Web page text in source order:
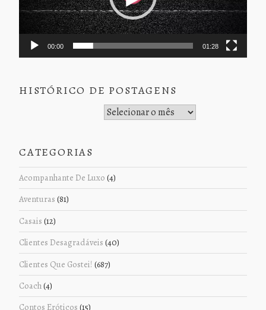
00:00 01:28
HISTÓRICO DE POSTAGENS
CATEGORIAS
Acompanhante De Luxo (4)
Aventuras (81)
Casais (12)
Clientes Desagradáveis (40)
Clientes Que Gostei! (687)
Coach(4)
Contos Eróticos (15)